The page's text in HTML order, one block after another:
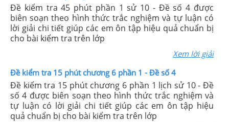
Đề kiểm tra 45 phút phần 1 sử 10 - Đề số 4 được
biên soạn theo hình thức trắc nghiệm và tự luận có
lời giải chi tiết giúp các em ôn tập hiệu quả chuẩn bị
cho bài kiểm tra trên lớp
Xem lời giải
Đề kiểm tra 15 phút chương 6 phần 1 - Đề số 4
Đề kiểm tra 15 phút chương 6 phần 1 lịch sử 10 - Đề
số 4 được biên soạn theo hình thức trắc nghiệm và
tự luận có lời giải chi tiết giúp các em ôn tập hiệu
quả chuẩn bị cho bài kiểm tra trên lớp